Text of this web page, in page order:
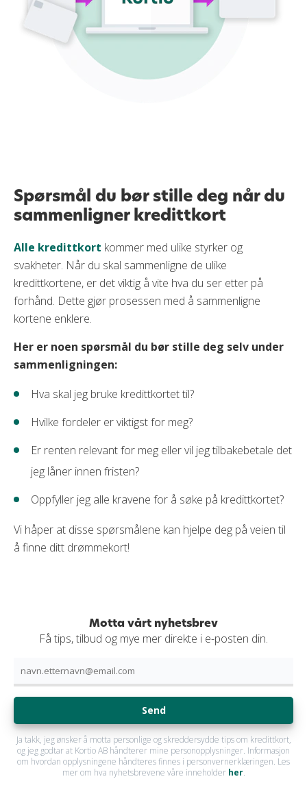
Spørsmål du bør stille deg når du
sammenligner kredittkort
Alle kredittkort kommer med ulike styrker og
svakheter. Når du skal sammenligne de ulike
kredittkortene, er det viktig å vite hva du ser etter på
forhånd. Dette gjør prosessen med å sammenligne
kortene enklere.
Her er noen spørsmål du bør stille deg selv under
sammenligningen:
Hva skal jeg bruke kredittkortet til?
Hvilke fordeler er viktigst for meg?
Er renten relevant for meg eller vil jeg tilbakebetale det
jeg låner innen fristen?
Oppfyller jeg alle kravene for å søke på kredittkortet?
Vi håper at disse spørsmålene kan hjelpe deg på veien til
å finne ditt drømmekort!
Motta vårt nyhetsbrev
Få tips, tilbud og mye mer direkte i e-posten din.
Send
Ja takk, jeg ønsker å motta personlige og skreddersydde tips om kredittkort,
og jeg godtar at Kortio AB håndterer mine personopplysninger. Informasjon
om hvordan opplysningene håndteres finnes i personvernerklæringen. Les
mer om hva nyhetsbrevene våre inneholder her.